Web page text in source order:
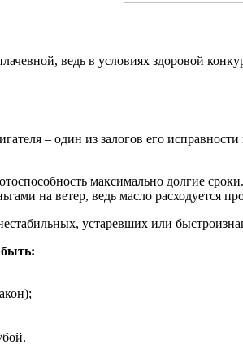
ведь в условиях здоровой
– один из залогов его
максимально долгие
на ветер, ведь масло расходуется
устаревших или